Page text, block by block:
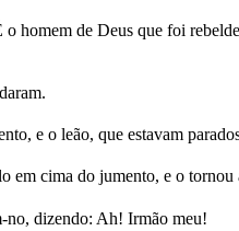
de Deus que foi
e o leão, que estavam
cima do jumento, e o
no, dizendo: Ah! Irmão meu!